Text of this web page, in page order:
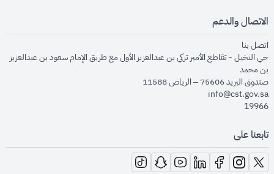
الاتصال والدعم
اتصل بنا
حي النخيل - تقاطع الأمير تركي بن عبدالعزيز الأول مع طريق الإمام سعود بن عبدالعزيز
بن محمد
صندوق البريد 75606 – الرياض 11588
info@cst.gov.sa
19966
تابعنا على
opens in new window
opens in new window
opens in new window
opens in new window
opens in new window
opens in new window
opens in new window